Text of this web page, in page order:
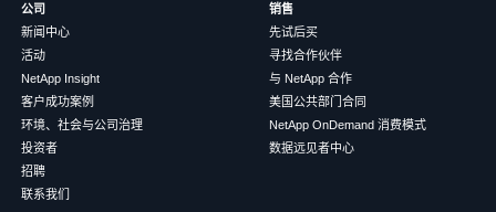
公司
新闻中心
活动
NetApp Insight
客户成功案例
环境、社会与公司治理
投资者
招聘
联系我们
销售
先试后买
寻找合作伙伴
与 NetApp 合作
美国公共部门合同
NetApp OnDemand 消费模式
数据远见者中心